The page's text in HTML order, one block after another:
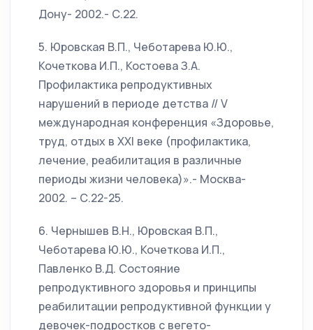
Дону- 2002.- С.22.
5. Юровская В.П., Чеботарева Ю.Ю.,
Кочеткова И.П., Костоева З.А.
Профилактика репродуктивных
нарушений в периоде детства // V
международная конференция «Здоровье,
труд, отдых в ХХI веке (профилактика,
лечение, реабилитация в различные
периоды жизни человека)».- Москва-
2002. – С.22-25.
6. Чернышев В.Н., Юровская В.П.,
Чеботарева Ю.Ю., Кочеткова И.П.,
Павленко В.Д. Состояние
репродуктивного здоровья и принципы
реабилитации репродуктивной функции у
девочек-подростков с вегето-